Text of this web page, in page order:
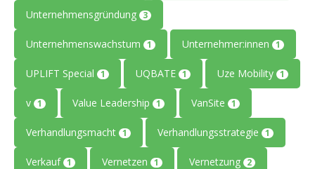
Unternehmensgründung 3
Unternehmenswachstum 1 Unternehmer:innen 1
UPLIFT Special 1 UQBATE 1 Uze Mobility 1
v 1 Value Leadership 1 VanSite 1
Verhandlungsmacht 1 Verhandlungsstrategie 1
Verkauf 1 Vernetzen 1 Vernetzung 2